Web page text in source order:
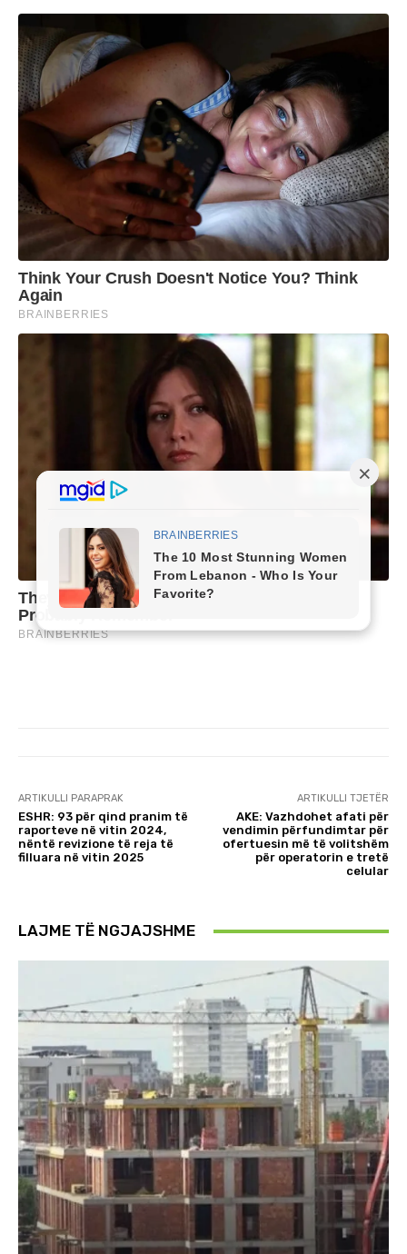
ARTIKULLI PARAPRAK
ESHR: 93 për qind pranim të
raporteve në vitin 2024,
nëntë revizione të reja të
filluara në vitin 2025
ARTIKULLI TJETËR
AKE: Vazhdohet afati për
vendimin përfundimtar për
ofertuesin më të volitshëm
për operatorin e tretë
celular
LAJME TË NGJAJSHME